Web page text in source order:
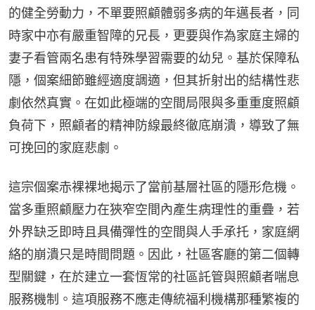
的健全勞動力，不單要照顧體弱多病的年邁長者，同
時家中亦有嚴重智障的兄長，更要與作為家庭主婦的
妻子看管兩名患有特殊學習需要的幼兒。基於保障私
隱，個案細節雖經適度調適，但其折射出的結構性悲
劇依然真實。在如此極端的空間局限與多重重度照顧
負荷下，照顧者的精神防線最終徹底崩潰，導致了無
可挽回的家庭悲劇。
這宗個案赤裸裸地揭示了當前基層社區的隱形危機。
當多重照顧壓力在狹窄空間內產生病理性的重疊，若
外界缺乏即時且具備彈性的空間與人手承托，家庭網
絡的崩潰只是時間問題。因此，社區客廳的第二個轉
型關鍵，在於建立一套恆常的社區託管與照顧者喘息
服務機制。這項服務不應走傳統福利機構那種繁複的